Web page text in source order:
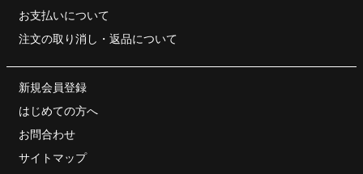
お支払いについて
注文の取り消し・ 返品について
新規会員登録
はじめての方へ
お問合わせ
サイトマップ